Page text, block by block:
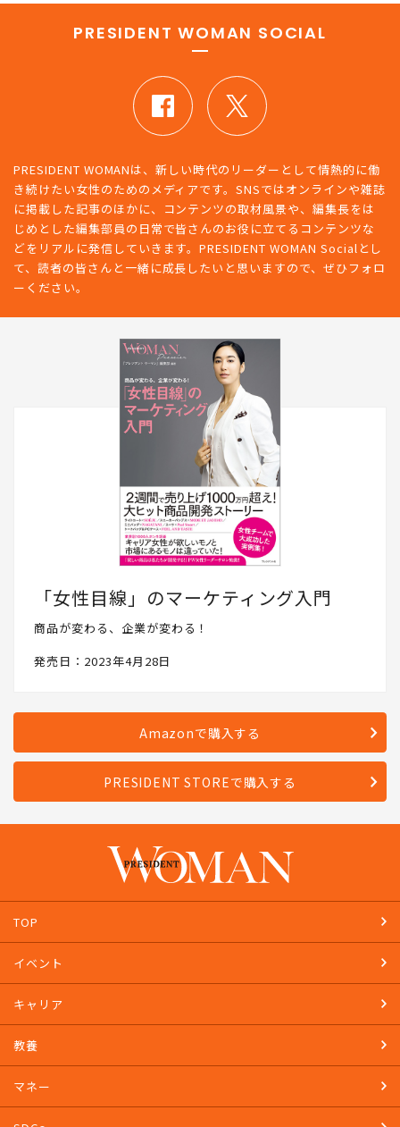
PRESIDENT WOMAN SOCIAL
PRESIDENT WOMANは、新しい時代のリーダーとして情熱的に働
き続けたい女性のためのメディアです。SNSではオンラインや雑誌
に掲載した記事のほかに、コンテンツの取材風景や、編集長をは
じめとした編集部員の日常で皆さんのお役に立てるコンテンツな
どをリアルに発信していきます。PRESIDENT WOMAN Socialとし
て、読者の皆さんと一緒に成長したいと思いますので、ぜひフォロ
ーください。
「女性目線」のマーケティング入門
商品が変わる、企業が変わる！
発売日：2023年4月28日
Amazonで購入する
PRESIDENT STOREで購入する
TOP
イベント
キャリア
教養
マネー